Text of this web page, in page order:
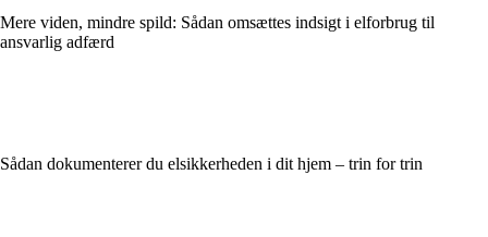
Mere viden, mindre spild: Sådan omsættes indsigt i elforbrug til
ansvarlig adfærd
Sådan dokumenterer du elsikkerheden i dit hjem – trin for trin